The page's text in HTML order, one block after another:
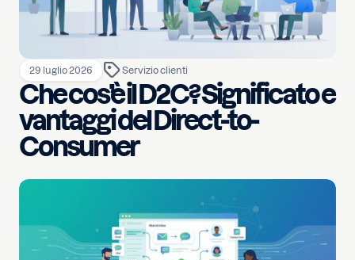
29 luglio 2026 Servizio clienti
Che cos’è il D2C? Significato e
vantaggi del Direct-to-
Consumer